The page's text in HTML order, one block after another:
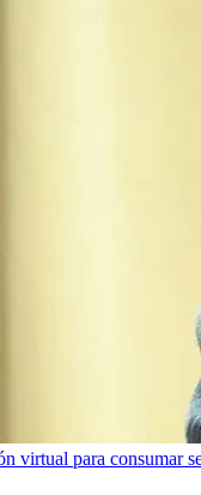
virtual para consumar